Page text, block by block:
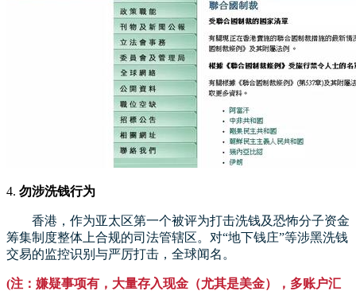
4. 勿涉洗钱行为
香港，作为亚太区第一个被评为打击洗钱及恐怖分子资金
筹集制度整体上合规的司法管辖区。对“地下钱庄”等涉黑洗钱
交易的监控识别与严厉打击，全球闻名。
(注：嫌疑事项有，大量存入现金（尤其是美金），多账户汇